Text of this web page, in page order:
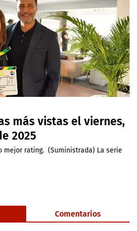
más vistas el viernes,
2025
mejor rating. (Suministrada) La serie
Comentarios